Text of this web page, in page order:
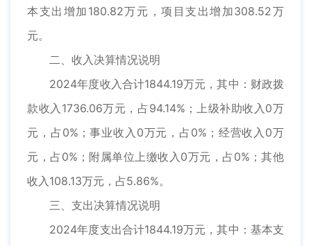
本支出增加180.82万元，项目支出增加308.52万
元。
二、收入决算情况说明
2024年度收入合计1844.19万元，其中：财政拨
款收入1736.06万元，占94.14%；上级补助收入0万
元，占0%；事业收入0万元，占0%；经营收入0万
元，占0%；附属单位上缴收入0万元，占0%；其他
收入108.13万元，占5.86%。
三、支出决算情况说明
2024年度支出合计1844.19万元，其中：基本支